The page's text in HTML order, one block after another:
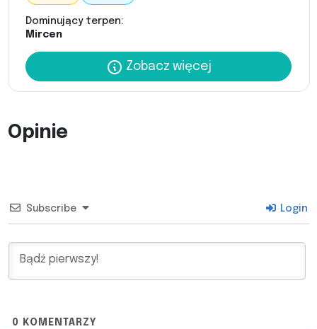
Dominujący terpen:
Mircen
Zobacz więcej
Opinie
Subscribe Login
0 KOMENTARZY